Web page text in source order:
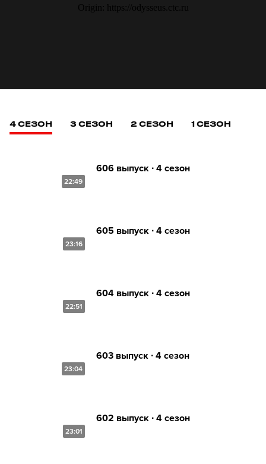
4 СЕЗОН 3 СЕЗОН 2 СЕЗОН 1 СЕЗОН
22:49
606 выпуск ∙ 4 сезон
23:16
605 выпуск ∙ 4 сезон
22:51
604 выпуск ∙ 4 сезон
23:04
603 выпуск ∙ 4 сезон
23:01
602 выпуск ∙ 4 сезон